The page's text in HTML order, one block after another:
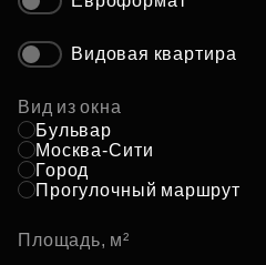
Видовая квартира
Вид из окна
Бульвар
Москва-Сити
Город
Прогулочный маршрут
Площадь, м²